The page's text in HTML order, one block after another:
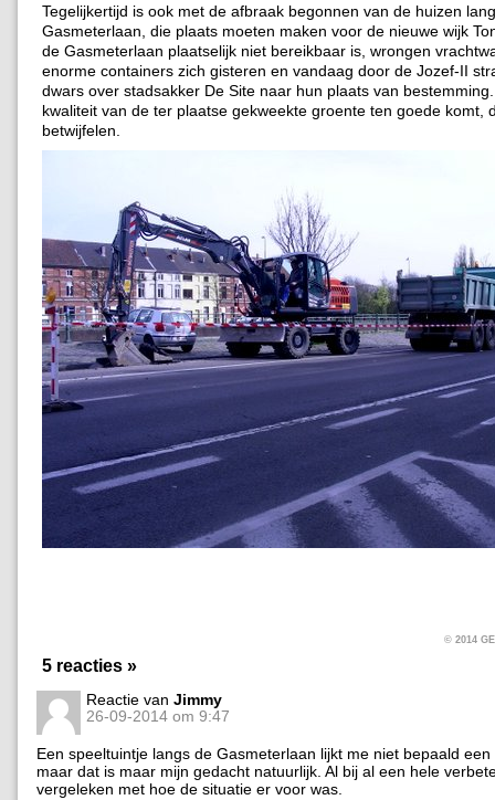
Tegelijkertijd is ook met de afbraak begonnen van de huizen
Gasmeterlaan, die plaats moeten maken voor de nieuwe wijk
de Gasmeterlaan plaatselijk niet bereikbaar is, wrongen
enorme containers zich gisteren en vandaag door de Jozef-II
dwars over stadsakker De Site naar hun plaats van
kwaliteit van de ter plaatse gekweekte groente ten goede komt,
betwijfelen.
© 2014
5 reacties »
Reactie van Jimmy
26-09-2014 om 9:47
Een speeltuintje langs de Gasmeterlaan lijkt me niet bepaald
maar dat is maar mijn gedacht natuurlijk. Al bij al een hele
vergeleken met hoe de situatie er voor was.